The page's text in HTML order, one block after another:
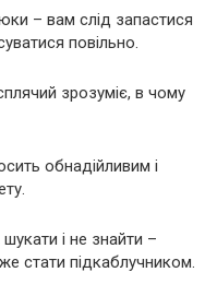
– вам слід запастися
повільно.
зрозуміє, в чому
обнадійливим і
і не знайти –
стати підкаблучником.